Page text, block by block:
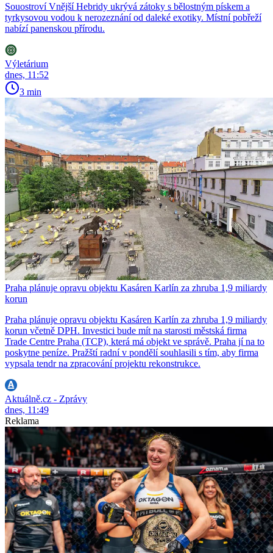
Souostroví Vnější Hebridy ukrývá zátoky s bělostným pískem a
tyrkysovou vodou k nerozeznání od daleké exotiky. Místní pobřeží
nabízí panenskou přírodu.
Výletárium
dnes, 11:52
3 min
Praha plánuje opravu objektu Kasáren Karlín za zhruba 1,9 miliardy
korun
Praha plánuje opravu objektu Kasáren Karlín za zhruba 1,9 miliardy
korun včetně DPH. Investici bude mít na starosti městská firma
Trade Centre Praha (TCP), která má objekt ve správě. Praha jí na to
poskytne peníze. Pražští radní v pondělí souhlasili s tím, aby firma
vypsala tendr na zpracování projektu rekonstrukce.
Aktuálně.cz - Zprávy
dnes, 11:49
Reklama